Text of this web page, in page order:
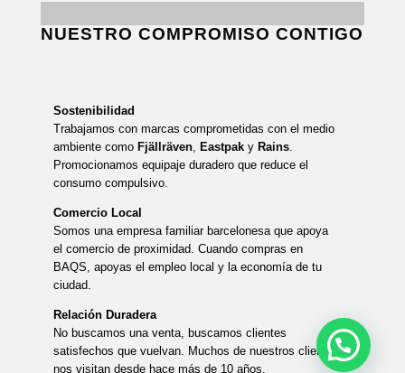
NUESTRO COMPROMISO CONTIGO
Sostenibilidad
Trabajamos con marcas comprometidas con el medio
ambiente como Fjällräven, Eastpak y Rains.
Promocionamos equipaje duradero que reduce el
consumo compulsivo.
Comercio Local
Somos una empresa familiar barcelonesa que apoya
el comercio de proximidad. Cuando compras en
BAQS, apoyas el empleo local y la economía de tu
ciudad.
Relación Duradera
No buscamos una venta, buscamos clientes
satisfechos que vuelvan. Muchos de nuestros clientes
nos visitan desde hace más de 10 años.